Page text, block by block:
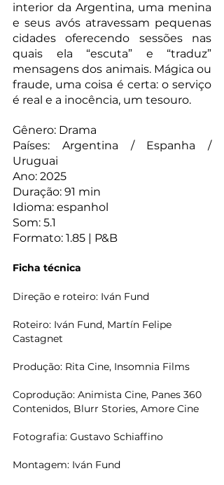
interior da Argentina, uma menina
e seus avós atravessam pequenas
cidades oferecendo sessões nas
quais ela “escuta” e “traduz”
mensagens dos animais. Mágica ou
fraude, uma coisa é certa: o serviço
é real e a inocência, um tesouro.
Gênero: Drama
Países: Argentina / Espanha /
Uruguai
Ano: 2025
Duração: 91 min
Idioma: espanhol
Som: 5.1
Formato: 1.85 | P&B
Ficha técnica
Direção e roteiro: Iván Fund
Roteiro: Iván Fund, Martín Felipe
Castagnet
Produção: Rita Cine, Insomnia Films
Coprodução: Animista Cine, Panes 360
Contenidos, Blurr Stories, Amore Cine
Fotografia: Gustavo Schiaffino
Montagem: Iván Fund